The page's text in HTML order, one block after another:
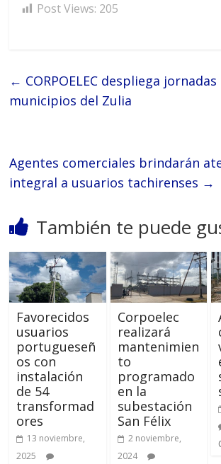
Post Views: 205
← ‎CORPOELEC despliega
municipios del Zulia
Agentes comerciales brindarán
integral a usuarios tachirenses →
También te puede
Favorecidos
usuarios
portugueseñ
os con
instalación
de 54
transformad
ores
13 noviembre,
2025
Corpoelec
realizará
mantenimien
to
programado
en la
subestación
San Félix
2 noviembre,
2024